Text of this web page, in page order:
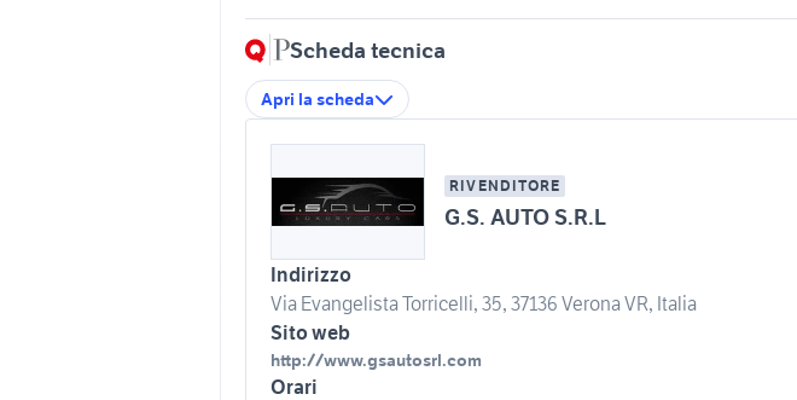
Scheda tecnica
Apri la scheda
RIVENDITORE
G.S. AUTO S.R.L
Indirizzo
Via Evangelista Torricelli, 35, 37136 Verona VR, Italia
Sito web
http://www.gsautosrl.com
Orari